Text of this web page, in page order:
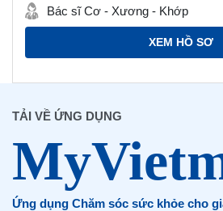
Bác sĩ Cơ - Xương - Khớp
XEM HỒ SƠ
TẢI VỀ ỨNG DỤNG
Ứng dụng Chăm sóc sức khỏe cho